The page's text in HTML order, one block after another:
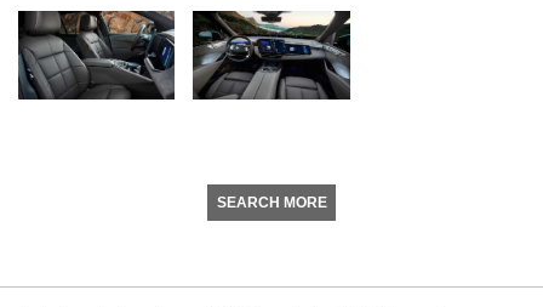
SEARCH MORE